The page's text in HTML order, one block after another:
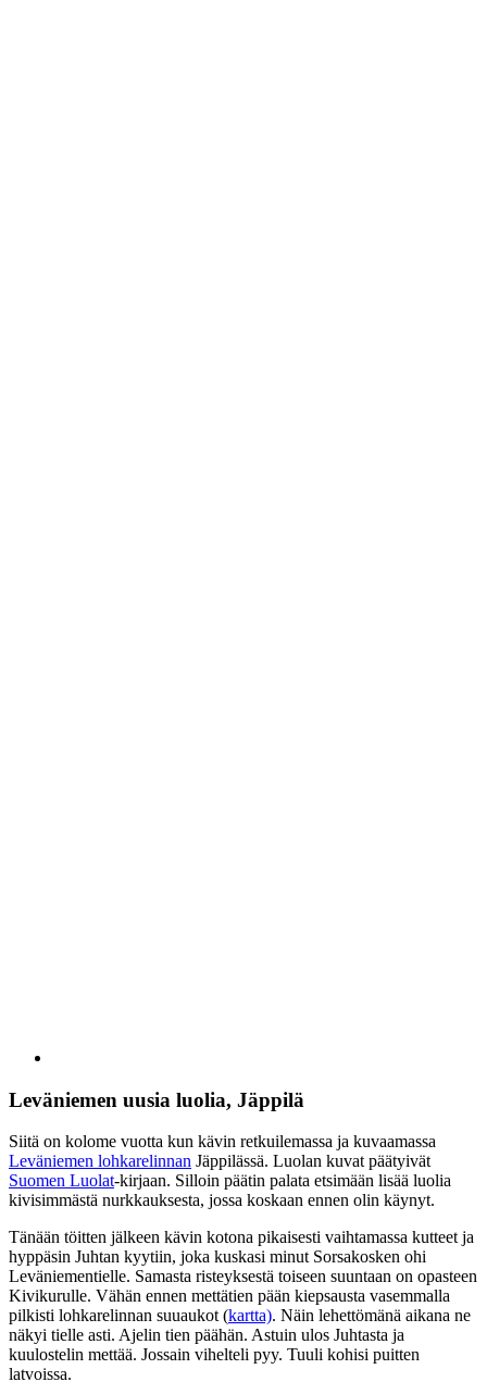
Leväniemen uusia luolia, Jäppilä
Siitä on kolome vuotta kun kävin retkuilemassa ja kuvaamassa
Leväniemen lohkarelinnan Jäppilässä. Luolan kuvat päätyivät
Suomen Luolat-kirjaan. Silloin päätin palata etsimään lisää luolia
kivisimmästä nurkkauksesta, jossa koskaan ennen olin käynyt.
Tänään töitten jälkeen kävin kotona pikaisesti vaihtamassa kutteet ja
hyppäsin Juhtan kyytiin, joka kuskasi minut Sorsakosken ohi
Leväniementielle. Samasta risteyksestä toiseen suuntaan on opasteen
Kivikurulle. Vähän ennen mettätien pään kiepsausta vasemmalla
pilkisti lohkarelinnan suuaukot (kartta). Näin lehettömänä aikana ne
näkyi tielle asti. Ajelin tien päähän. Astuin ulos Juhtasta ja
kuulostelin mettää. Jossain vihelteli pyy. Tuuli kohisi puitten
latvoissa.